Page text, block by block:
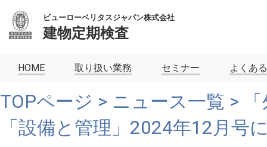
ビューローベリタスジャパン株式会社
建物定期検査
HOME 取り扱い業務 セミナー よくあ
TOPページ > ニュース一覧 >
「設備と管理」2024年12月号